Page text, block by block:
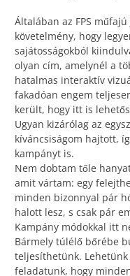
Általában az FPS
követelmény, hogy
sajátosságokból
olyan cím, amelynél a
hatalmas interaktív
fakadóan engem
került, hogy itt is
Ugyan kizárólag az
kíváncsiságom hajtott,
kampányt is.
Nem dobtam tőle
amit vártam: egy
minden bizonnyal pár
halott lesz, s csak pár
Kampány módokkal itt
Bármely túlélő bőrébe
teljesíthetünk.
feladatunk, hogy